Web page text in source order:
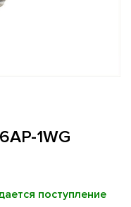
1WG
поступление